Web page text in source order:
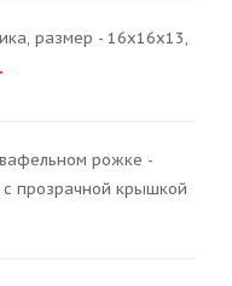
размер - 16х16х13,
рожке -
прозрачной крышкой